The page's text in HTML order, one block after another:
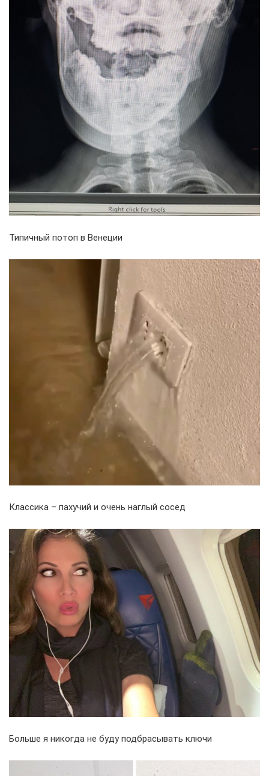
Типичный потоп в Венеции
Классика – пахучий и очень наглый сосед
Больше я никогда не буду подбрасывать ключи